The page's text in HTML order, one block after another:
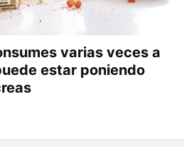
varias veces a
estar poniendo